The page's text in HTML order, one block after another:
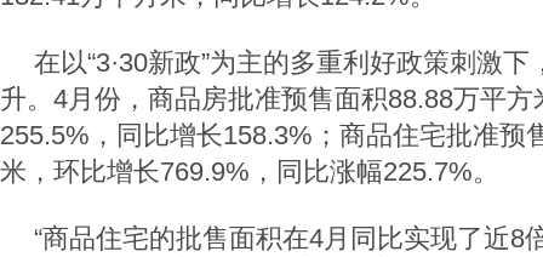
在以“3·30新政”为主的多重利好政策刺激
升。4月份，商品房批准预售面积88.88万平方
255.5%，同比增长158.3%；商品住宅批准预
米，环比增长769.9%，同比涨幅225.7%。
“商品住宅的批售面积在4月同比实现了近8